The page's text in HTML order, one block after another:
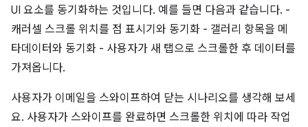
UI 요소를 동기화하는 것입니다. 예를 들면 다음과 같습니다. -
캐러셀 스크롤 위치를 점 표시기와 동기화 - 갤러리 항목을 메
타데이터와 동기화 - 사용자가 새 탭으로 스크롤한 후 데이터를
가져옵니다.
사용자가 이메일을 스와이프하여 닫는 시나리오를 생각해 보세
요. 사용자가 스와이프를 완료하면 스크롤한 위치에 따라 작업